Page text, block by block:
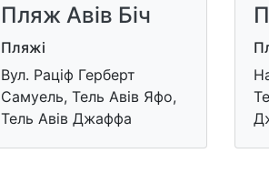
Пляж Авів Біч
Пляжі
Вул. Раціф Герберт
Самуель, Тель Авів Яфо,
Тель Авів Джаффа